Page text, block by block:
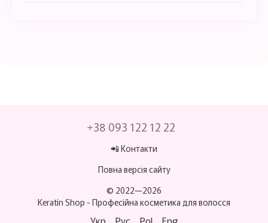
+38 093 122 12 22
📲 Контакти
Повна версія сайту
© 2022—2026
Keratin Shop - Професійна косметика для волосся